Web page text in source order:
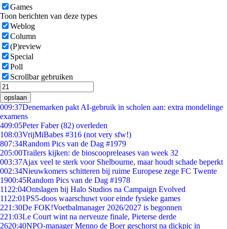
Games
Toon berichten van deze types
Weblog
Column
(P)review
Special
Poll
Scrollbar gebruiken
opslaan
009:37Denemarken pakt AI-gebruik in scholen aan: extra mondelinge
examens
409:05Peter Faber (82) overleden
108:03VrijMiBabes #316 (not very sfw!)
807:34Random Pics van de Dag #1979
205:00Trailers kijken: de bioscoopreleases van week 32
003:37Ajax veel te sterk voor Shelbourne, maar houdt schade beperkt
002:34Nieuwkomers schitteren bij ruime Europese zege FC Twente
1900:45Random Pics van de Dag #1978
11 22:04Ontslagen bij Halo Studios na Campaign Evolved
11 22:01PS5-doos waarschuwt voor einde fysieke games
221:30De FOK!Voetbalmanager 2026/2027 is begonnen
221:03Le Court wint na nerveuze finale, Pieterse derde
2620:40NPO-manager Menno de Boer geschorst na dickpic in